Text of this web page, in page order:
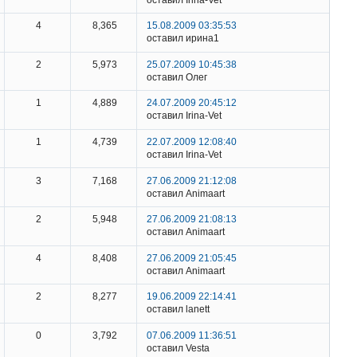
4 8,365
15.08.2009 03:35:53
оставил ирина1
2 5,973
25.07.2009 10:45:38
оставил Олег
1 4,889
24.07.2009 20:45:12
оставил Irina-Vet
1 4,739
22.07.2009 12:08:40
оставил Irina-Vet
3 7,168
27.06.2009 21:12:08
оставил Animaart
2 5,948
27.06.2009 21:08:13
оставил Animaart
4 8,408
27.06.2009 21:05:45
оставил Animaart
2 8,277
19.06.2009 22:14:41
оставил lanett
0 3,792
07.06.2009 11:36:51
оставил Vesta